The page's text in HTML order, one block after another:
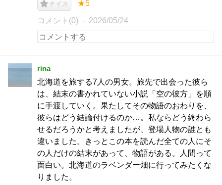
ナイス ★5
コメント(0) 2026/05/24
rina
北海道を旅する7人の男女。旅先で出会った彼ら
は、結末の書かれていない小説「空の彼方」を順
に手渡していく。果たしてその物語のおわりを、
彼らはどう結論付けるのか…。私ならどう終わら
せるだろうかと考えましたが、登場人物の誰とも
違いました。きっとこの本を読んだ全ての人にそ
の人だけの結末があって、物語がある。人間って
面白い。北海道のラベンダー畑に行ってみたくな
りました。